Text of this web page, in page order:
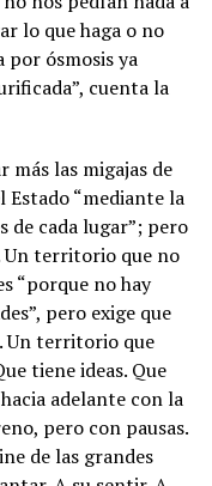
lo que haga o no
por ósmosis ya
cuenta la
las migajas de
Estado “mediante la
de cada lugar”; pero
Un territorio que no
“porque no hay
pero exige que
Un territorio que
tiene ideas. Que
adelante con la
pero con pausas.
de las grandes